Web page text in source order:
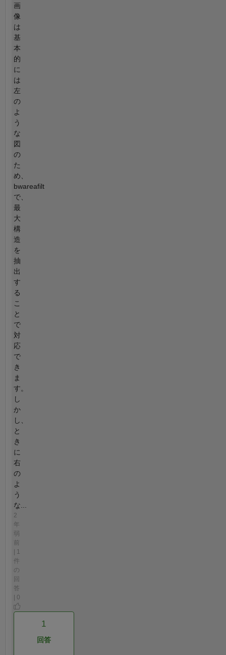
画
像
は
基
本
的
に
は
左
の
よ
う
な
図
の
た
め、
bwareafilt
で、
最
大
構
造
を
抽
出
す
る
こ
と
で
対
応
で
き
ま
す。
し
か
し、
と
き
に
右
の
よ
う
な...
2
年
弱
前
| 1
件
の
回
答
| 0
1
回答